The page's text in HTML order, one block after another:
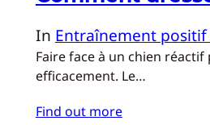
In Entraînement positif
Faire face à un chien
efficacement. Le…
Find out more